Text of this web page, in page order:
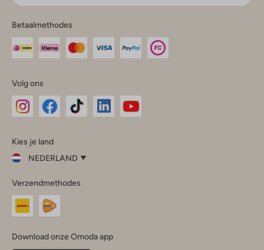
Betaalmethodes
Volg ons
InstagramFacebook
Kies je land
NEDERLAND
je
land
Nederland
Belgique(Français)
Verzendmethodes
Download onze Omoda app